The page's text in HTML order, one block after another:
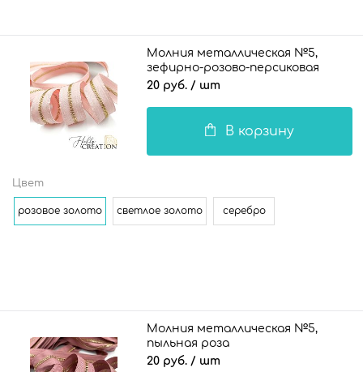
Молния металлическая №5,
зефирно-розово-персиковая
20 руб. / шт
В корзину
Цвет
розовое золото светлое золото серебро
Молния металлическая №5,
пыльная роза
20 руб. / шт